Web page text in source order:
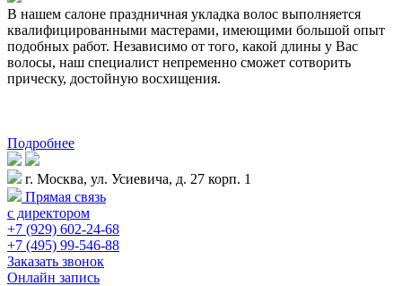
В нашем салоне праздничная укладка волос выполняется
квалифицированными мастерами, имеющими большой опыт
подобных работ. Независимо от того, какой длины у Вас
волосы, наш специалист непременно сможет сотворить
прическу, достойную восхищения.
Подробнее
г. Москва, ул. Усиевича, д. 27 корп. 1
Прямая связь
с директором
+7 (929) 602-24-68
+7 (495) 99-546-88
Заказать звонок
Онлайн запись